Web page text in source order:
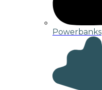
Powerbanks